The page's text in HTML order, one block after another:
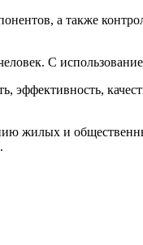
а также
С
эффективность,
жилых и